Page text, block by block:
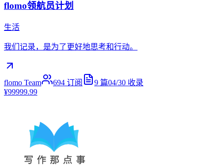
flomo领航员计划
生活
我们记录，是为了更好地思考和行动。
flomo Team 694 订阅 9 篇04/30 收录
¥99999.99